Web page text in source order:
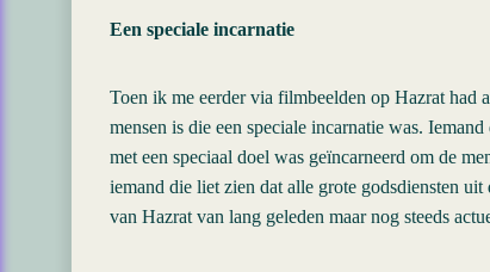
Een speciale incarnatie
Toen ik me eerder via filmbeelden op Hazrat had
mensen is die een speciale incarnatie was.
met een speciaal doel was geïncarneerd om de
iemand die liet zien dat alle grote godsdiensten
van Hazrat van lang geleden maar nog steeds